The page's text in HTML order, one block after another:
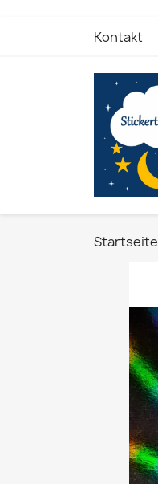
Kontakt
Startseite